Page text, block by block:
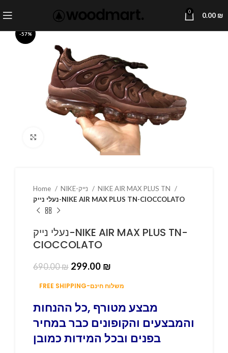
0 0.00 ₪
-57%
Click to enlarge
Home
NIKE AIR MAX PLUS TN
נעלי נייק-NIKE AIR MAX PLUS TN-CIOCCOLATO
נעלי נייק-NIKE AIR MAX PLUS TN-
CIOCCOLATO
690.00₪ 299.00 ₪
FREE SHIPPING-משלוח חינם
מבצע מטורף ,כל ההנחות
והמבצעים והקופונים כבר במחיר
בפנים ובכל המידות כמובן